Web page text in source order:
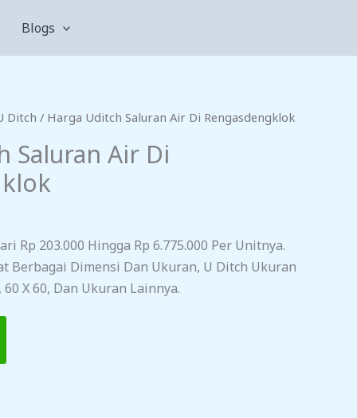
Blogs
Ditch / Harga Uditch Saluran Air Di Rengasdengklok
Saluran Air Di
Rp 203.000 Hingga Rp 6.775.000 Per Unitnya.
Berbagai Dimensi Dan Ukuran, U Ditch Ukuran
60 X 60, Dan Ukuran Lainnya.